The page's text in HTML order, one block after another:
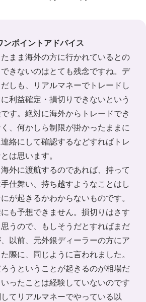
ポイントアドバイス
まま海外の方に行かれているとの
きないのはとても残念ですね。デ
しも、リアルマネーでトレードし
利益確定・損切りできないという
す。絶対に海外からトレードでき
、何かしら制限が掛かったままに
絡にして確認するなどすればトレ
は思います。
外に渡航するのであれば、持って
仕舞い、持ち越すようなことはし
が起きるかわからないものです。
も予想できません。損切りはさす
うので、もしそうだとすればまだ
以前、元外銀ディーラーの方にア
際に、同じように言われました。
うということが起きるのが相場だ
ったことは経験していないのです
てリアルマネーでやっている以